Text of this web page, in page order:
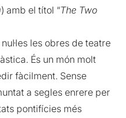
amb el títol “The Two
les obres de teatre
És un món molt
fàcilment. Sense
a segles enrere per
pontifícies més